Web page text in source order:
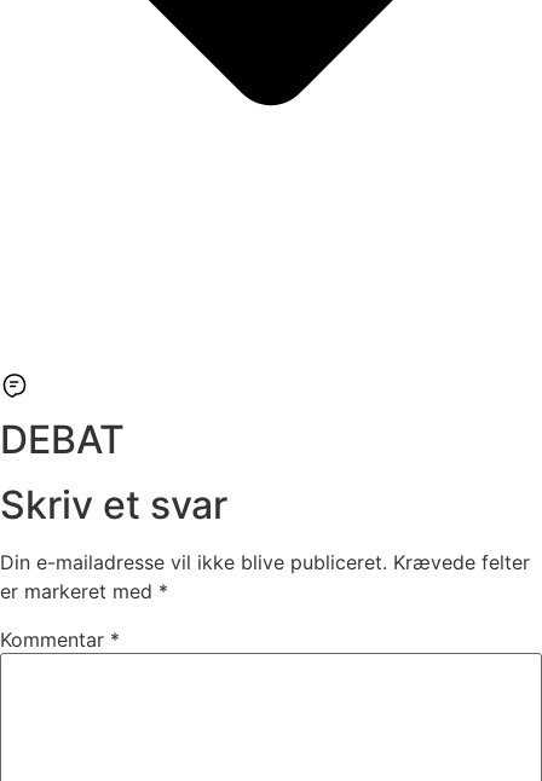
DEBAT
Skriv et svar
Din e-mailadresse vil ikke blive publiceret. Krævede felter
er markeret med *
Kommentar *